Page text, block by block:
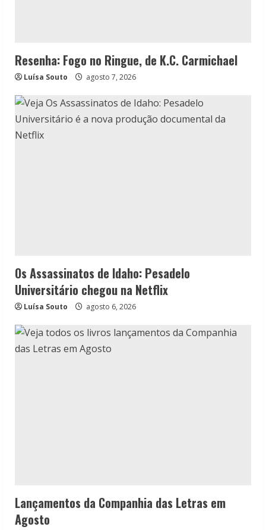
Resenha: Fogo no Ringue, de K.C. Carmichael
Luísa Souto agosto 7, 2026
Os Assassinatos de Idaho: Pesadelo
Universitário chegou na Netflix
Luísa Souto agosto 6, 2026
Lançamentos da Companhia das Letras em
Agosto